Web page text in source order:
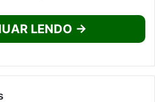
LENDO →